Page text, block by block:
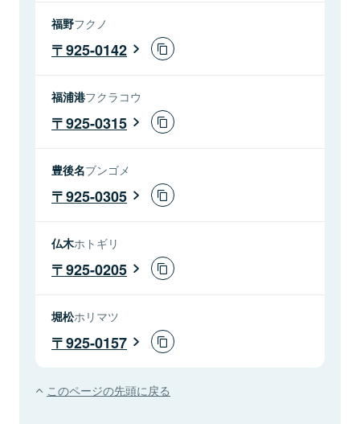
福野フクノ
925-0142
福浦港フクラコウ
925-0315
豊後名ブンゴメ
925-0305
仏木ホトギリ
925-0205
堀松ホリマツ
925-0157
このページの先頭に戻る